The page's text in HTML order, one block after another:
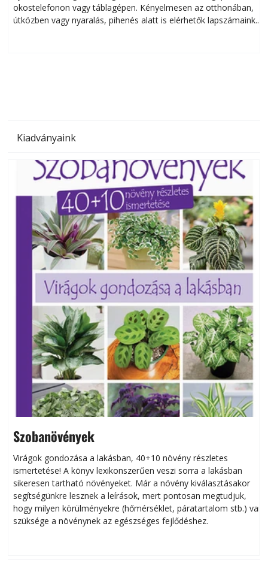
okostelefonon vagy táblagépen. Kényelmesen az otthonában,
útközben vagy nyaralás, pihenés alatt is elérhetők lapszámaink.
Kiadványaink
Szobanövények
Virágok gondozása a lakásban, 40+10 növény részletes
ismertetése! A könyv lexikonszerűen veszi sorra a lakásban
sikeresen tart­ha­tó növényeket. Már a növény kiválasztásakor
segítségünkre lesznek a leírások, mert pontosan megtudjuk,
hogy milyen körülményekre (hőmérséklet, páratartalom stb.) van
szüksége a növénynek az egészséges fejlődéshez.